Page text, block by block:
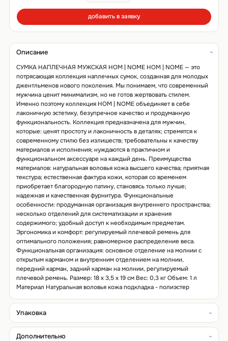
добавить в заявку
Описание
СУМКА НАПЛЕЧНАЯ МУЖСКАЯ НОМ | NOME НОМ | NOME — это
потрясающая коллекция наплечных сумок, созданная для молодых
джентльменов нового поколения. Мы понимаем, что современный
мужчина ценит минимализм, но не готов жертвовать стилем.
Именно поэтому коллекция НОМ | NOME объединяет в себе
лаконичную эстетику, безупречное качество и продуманную
функциональность. Коллекция предназначена для мужчин,
которые: ценят простоту и лаконичность в деталях; стремятся к
современному стилю без излишеств; требовательны к качеству
материалов и исполнения; нуждаются в практичном и
функциональном аксессуаре на каждый день. Преимущества
материалов: натуральная воловья кожа высшего качества; приятная
текстура; естественная фактура кожи, которая со временем
приобретает благородную патину, становясь только лучше;
надежная и качественная фурнитура. Функциональные
особенности: продуманная организация внутреннего пространства;
несколько отделений для систематизации и хранения
содержимого; удобный доступ к необходимым предметам.
Эргономика и комфорт: регулируемый плечевой ремень для
оптимального положения; равномерное распределение веса.
Функциональная организация: основное отделение на молнии с
открытым карманом и внутренним отделением на молнии,
передний карман, задний карман на молнии, регулируемый
плечевой ремень. Размер: 18 х 3,5 х 19 см Вес: 0,3 кг Объем: 1 л
Материал Натуральная воловья кожа подкладка - полиэстер
Упаковка
Дополнительно